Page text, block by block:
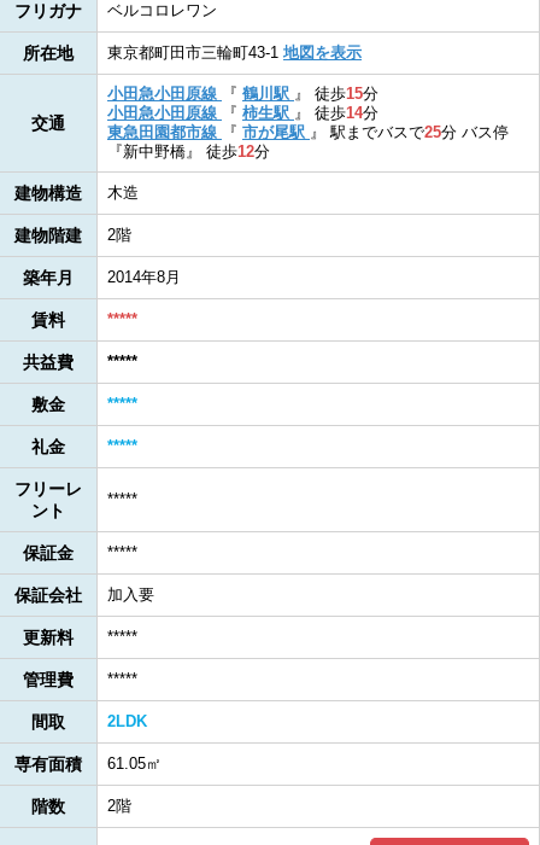
フリガナ ベルコロレワン
所在地 東京都町田市三輪町43-1 地図を表示
交通
小田急小田原線 『 鶴川駅 』 徒歩15分
小田急小田原線
『 柿生駅 』 徒歩14分
東急田園都市線
『 市が尾駅 』駅までバスで25分 バス停
『新中野橋』 徒歩12分
建物構造 木造
建物階建 2階
築年月 2014年8月
賃料 *****
共益費 *****
敷金 *****
礼金 *****
フリーレ
ント
*****
保証金 *****
保証会社 加入要
更新料 *****
管理費 *****
間取 2LDK
専有面積 61.05㎡
階数 2階